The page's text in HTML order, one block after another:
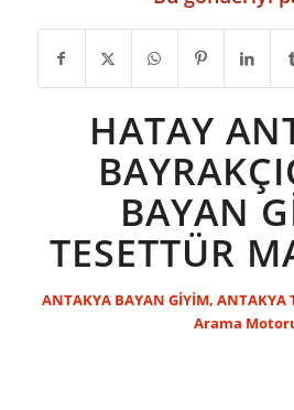
HATAY
BAYAN
TESETTÜR
ANTAKYA BAYAN GİYİM,ANTAKYA
Arama